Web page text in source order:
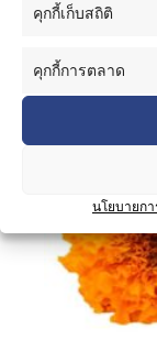
คุกกี้เก็บสถิติ
คุกกี้การตลาด
นโยบายก